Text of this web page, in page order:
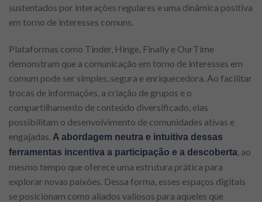
sustentados por interações regulares e uma dinâmica positiva
em torno de interesses comuns.
Plataformas como Tinder, Hinge, Finally e OurTime
demonstram que a comunicação em torno de interesses em
comum pode ser simples, segura e enriquecedora. Ao facilitar
trocas de informações, a criação de grupos e o
compartilhamento de conteúdo diversificado, elas
possibilitam o desenvolvimento de comunidades ativas e
engajadas. A abordagem neutra e intuitiva dessas
ferramentas incentiva a participação e a descoberta , ao
mesmo tempo que oferece uma estrutura prática para
explorar novas paixões. Dessa forma, esses espaços digitais
se posicionam como aliados valiosos para aqueles que